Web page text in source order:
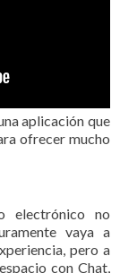
aplicación que
ofrecer mucho
electrónico no
vaya a
pero a
con Chat,